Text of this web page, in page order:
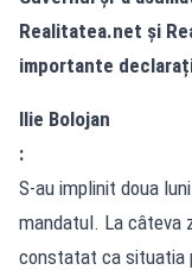
Realitatea.net și
importante
Ilie Bolojan
:
S-au implinit doua
mandatul. La câteva
constatat ca situatia